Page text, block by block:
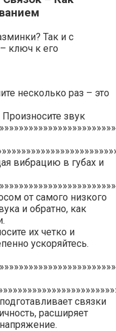
Так и с
ключ к его
несколько раз – это
звук
вибрацию в губах и
от самого низкого
и обратно, как
их четко и
ускоряйтесь.
связки
расширяет